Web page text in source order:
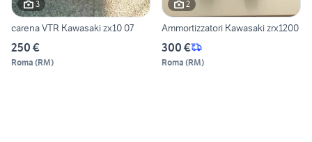
3
carena VTR Kawasaki zx10 07
250 €
Roma (RM)
2
Ammortizzatori Kawasaki zrx1200
300 €
Roma (RM)